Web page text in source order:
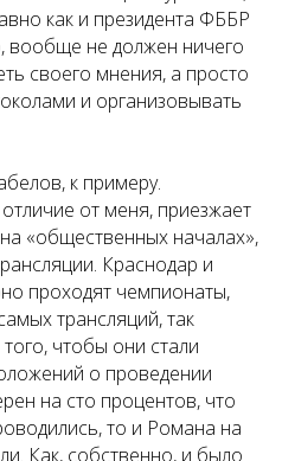
как и президента ФББР
вообще не должен ничего
своего мнения, а просто
и организовывать
к примеру.
от меня, приезжает
«общественных началах»,
Краснодар и
проходят чемпионаты,
трансляций, так
чтобы они стали
о проведении
на сто процентов, что
то и Романа на
Как, собственно, и было